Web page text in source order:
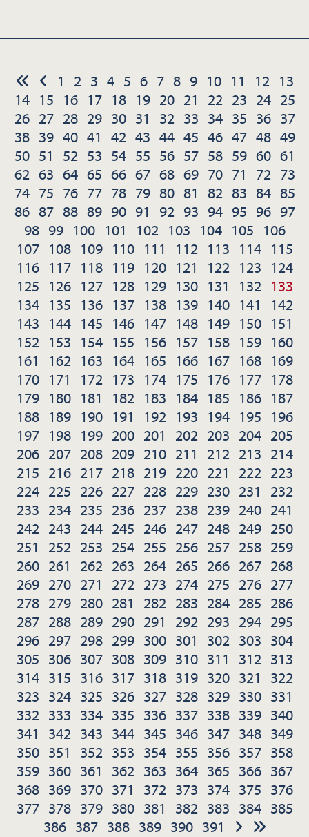
1 2 3 4 5 6 7 8 9 10 11 12 13
14 15 16 17 18 19 20 21 22 23 24 25
26 27 28 29 30 31 32 33 34 35 36 37
38 39 40 41 42 43 44 45 46 47 48 49
50 51 52 53 54 55 56 57 58 59 60 61
62 63 64 65 66 67 68 69 70 71 72 73
74 75 76 77 78 79 80 81 82 83 84 85
86 87 88 89 90 91 92 93 94 95 96 97
98 99 100 101 102 103 104 105 106
107 108 109 110 111 112 113 114 115
116 117 118 119 120 121 122 123 124
125 126 127 128 129 130 131 132 133
134 135 136 137 138 139 140 141
142
143 144 145 146 147 148 149 150 151
152 153 154 155 156 157 158 159 160
161
162 163 164 165 166 167 168 169
170 171 172 173 174 175 176 177 178
179 180 181 182 183 184 185 186 187
188 189 190 191 192 193 194 195 196
197 198 199 200 201 202 203 204 205
206 207 208 209 210 211 212 213 214
215 216 217 218 219 220 221 222 223
224 225 226 227 228 229 230 231
232
233 234 235 236 237 238 239 240 241
242 243 244 245 246 247 248 249 250
251
252 253 254 255 256 257 258 259
260 261 262 263 264 265 266 267 268
269 270 271 272 273 274 275 276 277
278 279 280 281 282 283 284 285 286
287 288 289 290 291 292 293 294 295
296 297 298 299 300 301 302 303 304
305 306 307 308 309 310 311 312 313
314 315 316 317 318 319 320 321
322
323 324 325 326 327 328 329 330 331
332 333 334 335 336 337 338 339 340
341
342 343 344 345 346 347 348 349
350 351 352 353 354 355 356 357 358
359 360 361 362 363 364 365 366 367
368 369 370 371 372 373 374 375 376
377 378 379 380 381 382 383 384 385
386 387 388 389 390 391